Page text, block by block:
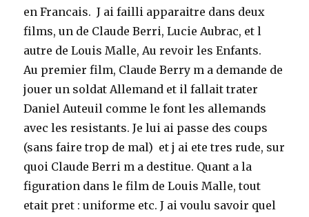
en Francais. J ai failli apparaitre dans deux
films, un de Claude Berri, Lucie Aubrac, et l
autre de Louis Malle, Au revoir les Enfants.
Au premier film, Claude Berry m a demande de
jouer un soldat Allemand et il fallait trater
Daniel Auteuil comme le font les allemands
avec les resistants. Je lui ai passe des coups
(sans faire trop de mal) et j ai ete tres rude, sur
quoi Claude Berri m a destitue. Quant a la
figuration dans le film de Louis Malle, tout
etait pret : uniforme etc. J ai voulu savoir quel